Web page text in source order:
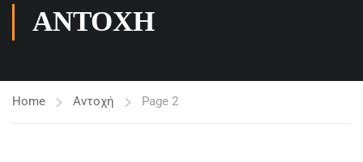
ΑΝΤΟΧΉ
Home Αντοχή Page 2